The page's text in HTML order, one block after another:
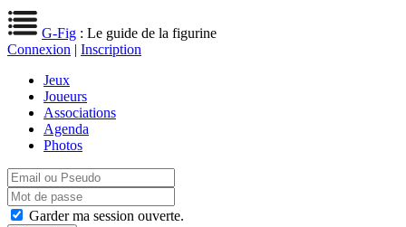
G-Fig : Le guide de la figurine
Connexion | Inscription
Jeux
Joueurs
Associations
Agenda
Photos
Garder ma session ouverte.